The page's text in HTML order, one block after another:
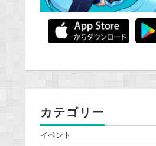
カテゴリー
イベント